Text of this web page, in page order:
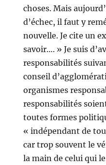
choses. Mais
d’échec, il faut y
nouvelle. Je cite un
savoir…. » Je suis
responsabilités
conseil
organismes
responsabilités
toutes formes
« indépendant de
car trop souvent le
la main de celui qui